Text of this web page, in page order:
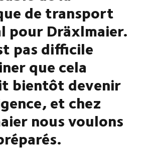
de transport
pour Dräxlmaier.
pas difficile
que cela
bientôt devenir
et chez
nous voulons